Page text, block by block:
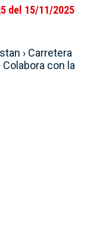
del 15/11/2025
› Carretera
con la